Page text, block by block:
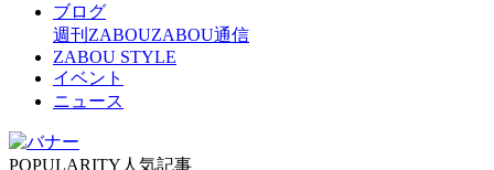
ブログ
週刊ZABOUZABOU通信
ZABOU STYLE
イベント
ニュース
POPULARITY 人気記事